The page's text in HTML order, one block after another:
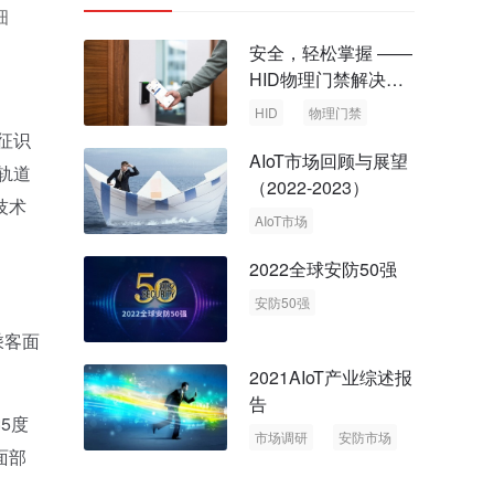
识
道
术
面
度
部
安全，轻松掌握 ——
HID物理门禁解决方
案，启动智慧安全新
HID 物理门禁
AIoT市场回顾与展望
（2022-2023）
AIoT市场
2022全球安防50强
安防50强
2021AIoT产业综述报
告
市场调研
安防市场